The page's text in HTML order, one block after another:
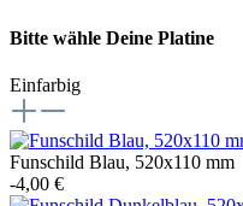
Bitte wähle Deine Platine
Einfarbig
Funschild Blau, 520x110 mm
-4,00 €